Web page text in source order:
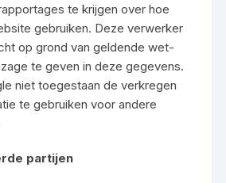
te krijgen over hoe
gebruiken. Deze verwerker
op grond van geldende wet-
te geven in deze gegevens.
niet toegestaan de verkregen
te gebruiken voor andere
partijen